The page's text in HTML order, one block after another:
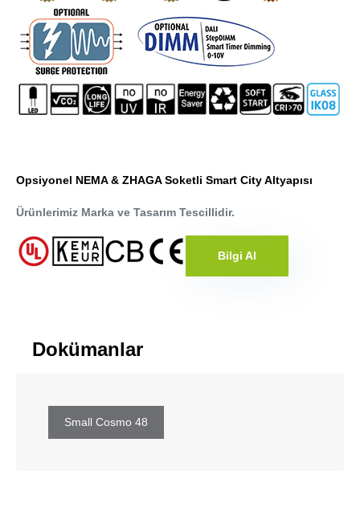
Opsiyonel NEMA & ZHAGA Soketli Smart City Altyapısı
Ürünlerimiz Marka ve Tasarım Tescillidir.
Bilgi Al
Dokümanlar
Small Cosmo 48